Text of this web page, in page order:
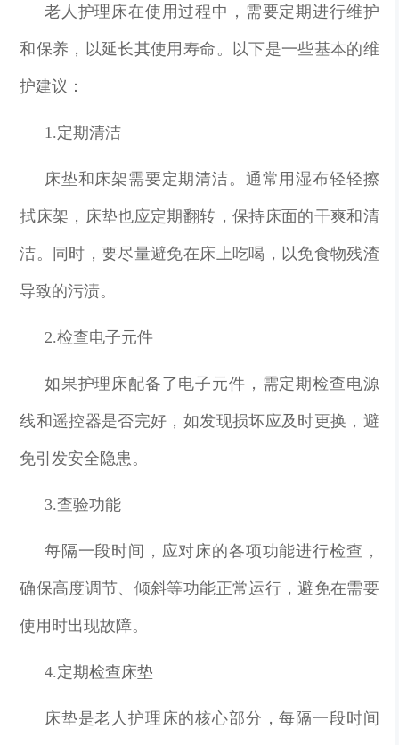
老人护理床在使用过程中，需要定期进行维护
和保养，以延长其使用寿命。以下是一些基本的维
护建议：
1.定期清洁
床垫和床架需要定期清洁。通常用湿布轻轻擦
拭床架，床垫也应定期翻转，保持床面的干爽和清
洁。同时，要尽量避免在床上吃喝，以免食物残渣
导致的污渍。
2.检查电子元件
如果护理床配备了电子元件，需定期检查电源
线和遥控器是否完好，如发现损坏应及时更换，避
免引发安全隐患。
3.查验功能
每隔一段时间，应对床的各项功能进行检查，
确保高度调节、倾斜等功能正常运行，避免在需要
使用时出现故障。
4.定期检查床垫
床垫是老人护理床的核心部分，每隔一段时间